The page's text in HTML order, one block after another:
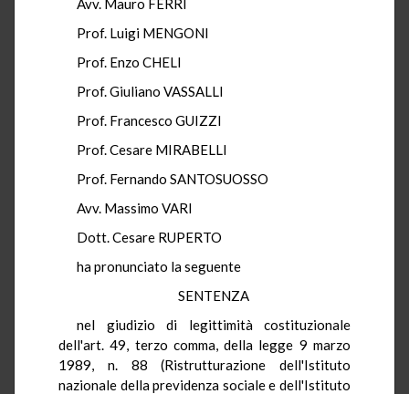
Avv. Mauro FERRI
Prof. Luigi MENGONI
Prof. Enzo CHELI
Prof. Giuliano VASSALLI
Prof. Francesco GUIZZI
Prof. Cesare MIRABELLI
Prof. Fernando SANTOSUOSSO
Avv. Massimo VARI
Dott. Cesare RUPERTO
ha pronunciato la seguente
SENTENZA
nel giudizio di legittimità costituzionale
dell'art. 49, terzo comma, della legge 9 marzo
1989, n. 88 (Ristrutturazione dell'Istituto
nazionale della previdenza sociale e dell'Istituto